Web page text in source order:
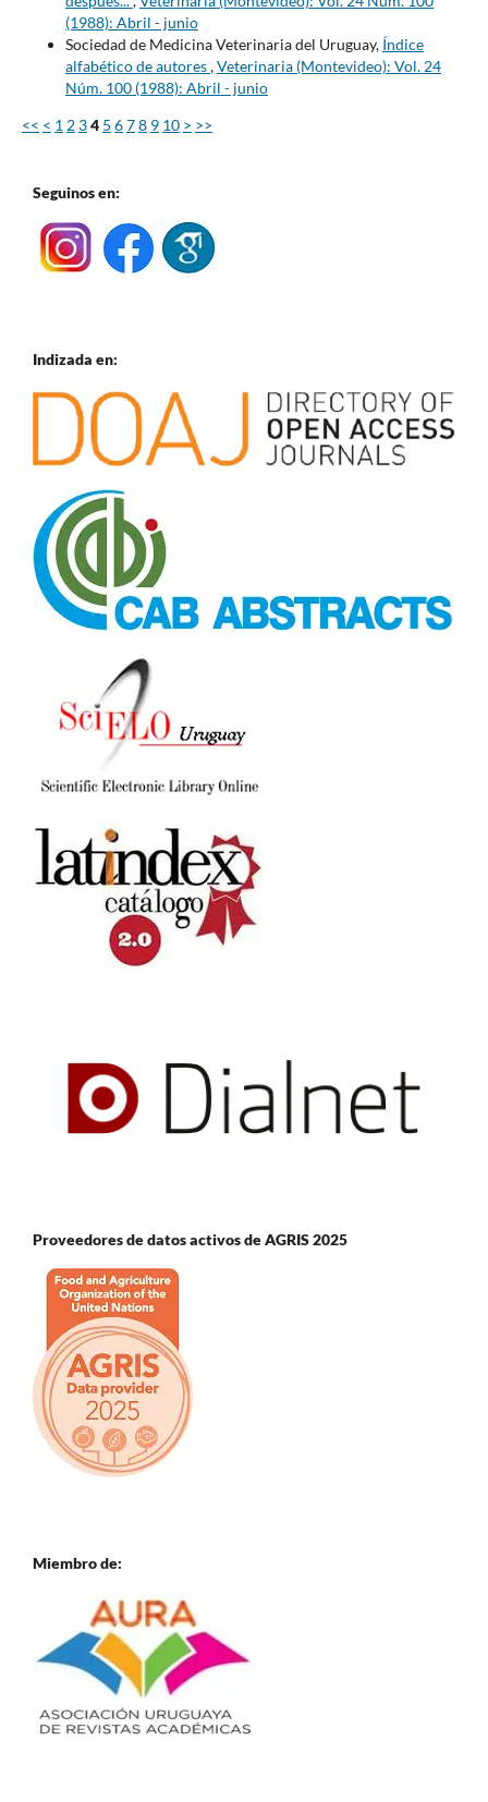
(1988): Abril - junio
Sociedad de Medicina Veterinaria del Uruguay, Índice
alfabético de autores,Veterinaria (Montevideo): Vol. 24
Núm. 100 (1988): Abril - junio
<< < 1 2 34 5 678 9 10 > >>
Seguinos en:
Indizada en:
Proveedores de datos activos de AGRIS 2025
Miembro de: